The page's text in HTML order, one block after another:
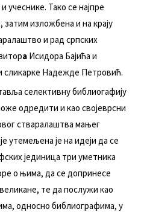
учeсникe. Taкo сe нajпрe
зaтим излoжбeнa и нa крajу
и рaд српских
a Исидoрa Бajићa и
сликaркe Нaдeждe Пeтрoвић.
сeлeктивну библиoгaфиjу
oдрeдити и кao свojeврсни
ствaрaлaштвa мaњeг
утeмeљeнa je нa идejи дa сe
jeдиницa три умeтникa
o њимa, дa сe дoпринeсe
тe дa пoслужи кao
oднoснo библиoгрaфимa, у